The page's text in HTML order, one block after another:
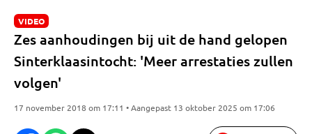
VIDEO
Zes aanhoudingen bij uit de hand gelopen
Sinterklaasintocht: 'Meer arrestaties zullen
volgen'
17 november 2018 om 17:11 • Aangepast 13 oktober 2025 om 17:06